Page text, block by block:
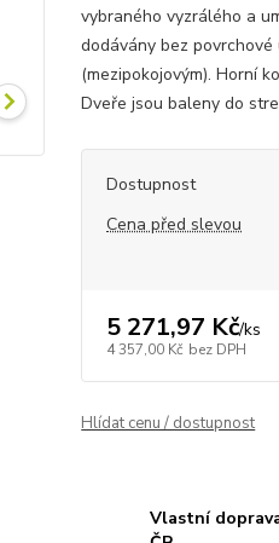
vybraného vyzrálého a
dodávány bez povrchové
(mezipokojovým). Horní
Dveře jsou baleny do
Dostupnost
Cena před slevou
5 271,97 Kč/ks
4 357,00 Kč bez DPH
Hlídat cenu / dostupnost
Vlastní